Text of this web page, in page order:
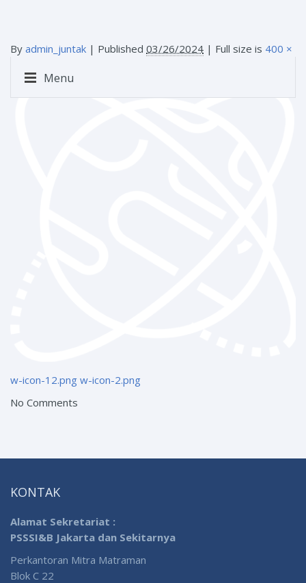
Menu
By admin_juntak | Published 03/26/2024 | Full size is 400 ×
w-icon-12.png w-icon-2.png
No Comments
KONTAK
Alamat Sekretariat :
PSSSI&B Jakarta dan Sekitarnya
Perkantoran Mitra Matraman
Blok C 22